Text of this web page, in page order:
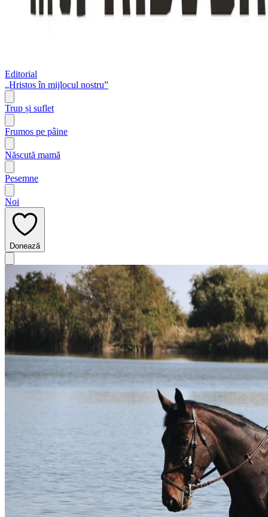
Editorial
„Hristos în mijlocul nostru”
Trup și suflet
Frumos pe pâine
Născută mamă
Pesemne
Noi
Donează